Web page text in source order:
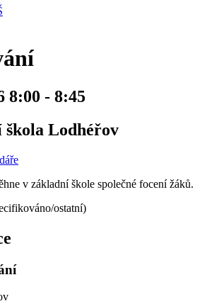
8:00 - 8:45
škola Lodhéřov
v základní škole společné focení žáků.
ostatní)